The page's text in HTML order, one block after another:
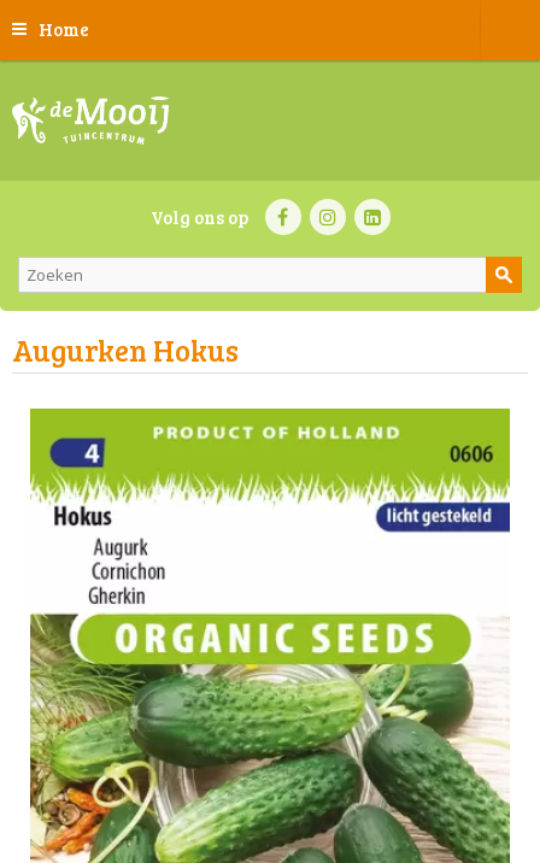
Home
Volg ons op
Augurken Hokus